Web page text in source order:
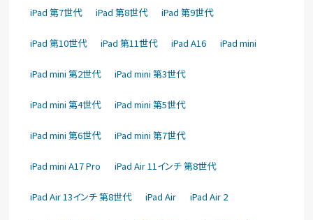
iPad 第7世代 iPad 第8世代 iPad 第9世代
iPad 第10世代 iPad 第11世代 iPad A16 iPad mini
iPad mini 第2世代 iPad mini 第3世代
iPad mini 第4世代 iPad mini 第5世代
iPad mini 第6世代 iPad mini 第7世代
iPad mini A17 Pro iPad Air 11インチ 第8世代
iPad Air 13インチ 第8世代 iPad Air iPad Air 2